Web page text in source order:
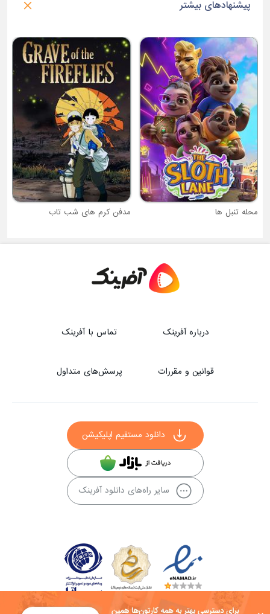
پیشنهادهای بیشتر
مدفن کرم های شب تاب
من نفرت انگیز 1
درباره آفرینک تماس با آفرینک
قوانین و مقررات پرسش‌های متداول
دانلود مستقیم اپلیکیشن
سایر راه‌های دانلود آفرینک